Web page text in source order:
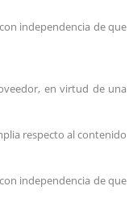
independencia de que
en virtud de una
respecto al contenido
independencia de que